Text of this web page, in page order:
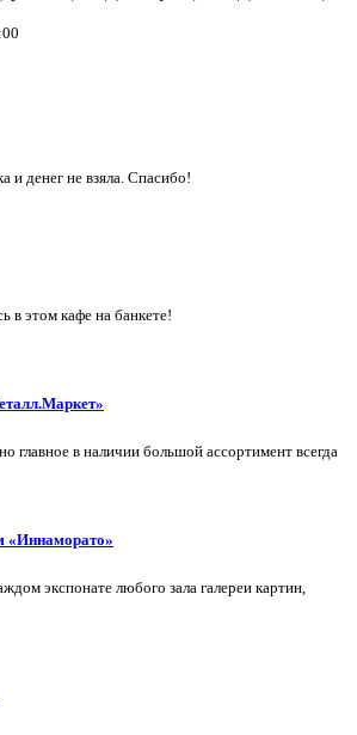
и денег не взяла. Спасибо!
в этом кафе на банкете!
главное в наличии большой ассортимент всегда
«Иннаморато»
экспонате любого зала галереи картин,